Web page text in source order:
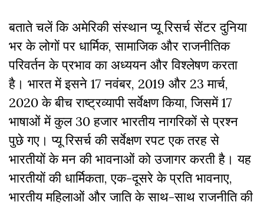
बताते चलें कि अमेरिकी संस्थान प्यू रिसर्च सेंटर दुनिया
भर के लोगों पर धार्मिक, सामाजिक और राजनीतिक
परिवर्तन के प्रभाव का अध्ययन और विश्लेषण करता
है। भारत में इसने 17 नवंबर, 2019 और 23 मार्च,
2020 के बीच राष्ट्रव्यापी सर्वेक्षण किया, जिसमें 17
भाषाओं में कुल 30 हजार भारतीय नागरिकों से प्रश्न
पुछे गए। प्यू रिसर्च की सर्वेक्षण रपट एक तरह से
भारतीयों के मन की भावनाओं को उजागर करती है। यह
भारतीयों की धार्मिकता, एक-दूसरे के प्रति भावनाए,
भारतीय महिलाओं और जाति के साथ-साथ राजनीति की